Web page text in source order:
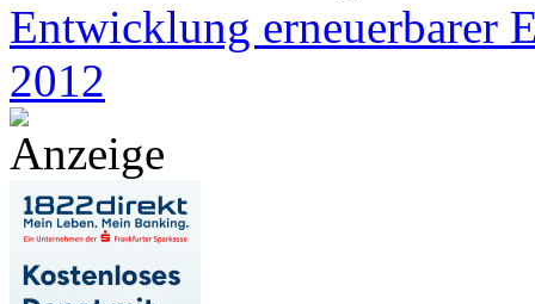
Entwicklung erneuerbarer
2012
Anzeige